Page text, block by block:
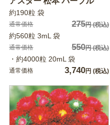
約190粒 袋
通常価格 275円(税込)
約560粒 3mL 袋
通常価格 550円(税込)
・約4000粒 20mL 袋
通常価格 3,740円 (税込)